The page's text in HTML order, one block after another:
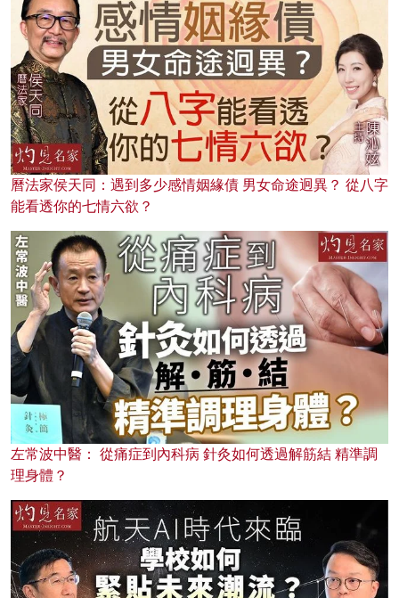
曆法家侯天同：遇到多少感情姻緣債 男女命途迥異？ 從八字
能看透你的七情六欲？
左常波中醫： 從痛症到內科病 針灸如何透過解筋結 精準調
理身體？